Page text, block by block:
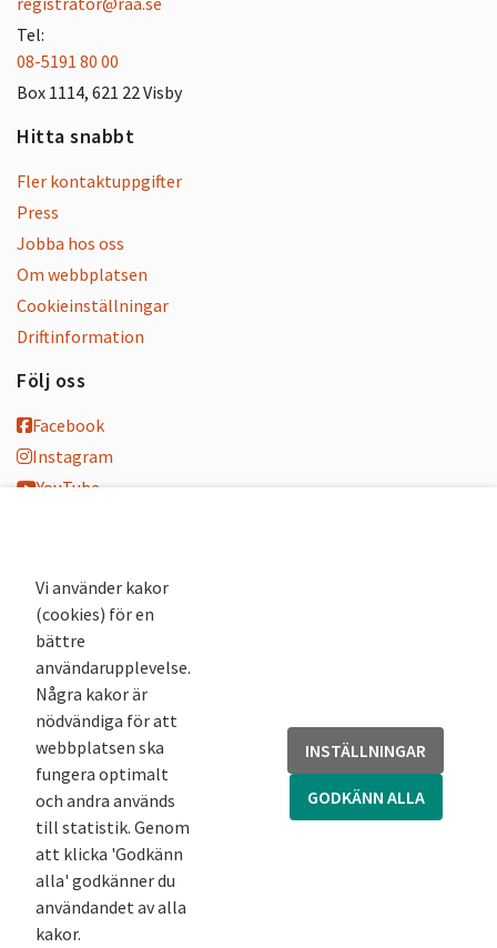
Tel:
08-5191 80 00
Box 1114, 621 22 Visby
Hitta snabbt
Fler kontaktuppgifter
Press
Jobba hos oss
Om webbplatsen
Cookieinställningar
Driftinformation
Följ oss
Facebook
Instagram
YouTube
Nyhetsbrev
Andra webbplatser
Arkivsök
Fornsök
Fornreg
Bebyggelseregistret
Runor
Kringla
Vi använder kakor
(cookies) för en
bättre
användarupplevelse.
Några kakor är
nödvändiga för att
webbplatsen ska
fungera optimalt
och andra används
till statistik. Genom
att klicka 'Godkänn
alla' godkänner du
användandet av alla
kakor.
INSTÄLLNINGAR
GODKÄNN ALLA